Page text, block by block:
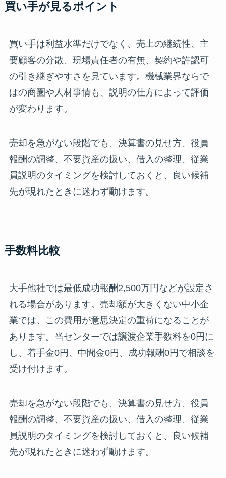
買い手が見るポイント
買い手は利益水準だけでなく、売上の継続性、主
要顧客の分散、現場責任者の有無、契約や許認可
の引き継ぎやすさを見ています。機械業界ならで
はの商圏や人材事情も、説明の仕方によって評価
が変わります。
売却を急がない段階でも、決算書の見せ方、役員
報酬の調整、不要資産の扱い、借入の整理、従業
員説明のタイミングを検討しておくと、良い候補
先が現れたときに迷わず動けます。
手数料比較
大手他社では最低成功報酬2,500万円などが設定さ
れる場合があります。売却額が大きくない中小企
業では、この費用が意思決定の重荷になることが
あります。当センターでは譲渡企業手数料を0円に
し、着手金0円、中間金0円、成功報酬0円で相談を
受け付けます。
売却を急がない段階でも、決算書の見せ方、役員
報酬の調整、不要資産の扱い、借入の整理、従業
員説明のタイミングを検討しておくと、良い候補
先が現れたときに迷わず動けます。